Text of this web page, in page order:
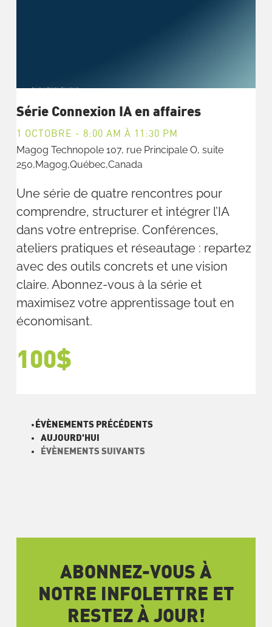
Série Connexion IA en affaires
1 OCTOBRE - 8:00 AM À 11:30 PM
Magog Technopole 107, rue Principale O, suite
250,Magog,Québec,Canada
Une série de quatre rencontres pour
comprendre, structurer et intégrer l’IA
dans votre entreprise. Conférences,
ateliers pratiques et réseautage : repartez
avec des outils concrets et une vision
claire. Abonnez-vous à la série et
maximisez votre apprentissage tout en
économisant.
100$
ÉVÈNEMENTSPRÉCÉDENTS
AUJOURD'HUI
ÉVÈNEMENTSSUIVANTS
ABONNEZ-VOUS À
NOTRE INFOLETTRE ET
RESTEZ À JOUR!